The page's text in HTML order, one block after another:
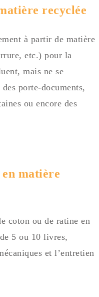
recyclée
à partir de matière
etc.) pour la
mais ne se
porte-documents,
ou encore des
matière
coton ou de ratine en
5 ou 10 livres,
et l’entretien